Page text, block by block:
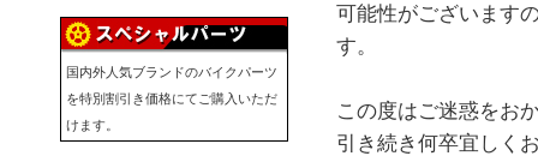
国内外人気ブランドのバイクパーツ
を特別割引き価格にてご購入いただ
けます。
可能性がございます
す。
この度はご迷惑をお
引き続き何卒宜しく